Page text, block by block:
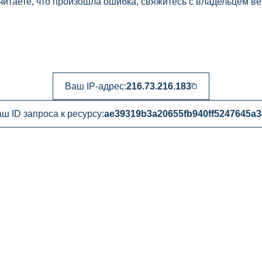
Ваш IP-адрес:216.73.216.183
ID запроса к ресурсу: